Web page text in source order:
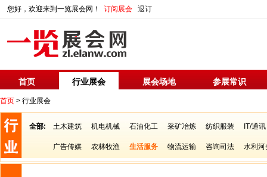
您好，欢迎来到一览展会网！ 订阅展会 退订
首页 行业展会 展会场地 参展常识
首页 > 行业展会
全部: 土木建筑 机电机械 石油化工 采矿冶炼 纺织服装 IT/通讯
广告传媒 农林牧渔 生活服务 物流运输 咨询司法 水利河